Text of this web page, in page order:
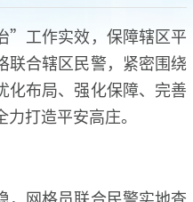
”工作实效，保障辖区平
联合辖区民警，紧密围绕
化布局、强化保障、完善
打造平安高庄。